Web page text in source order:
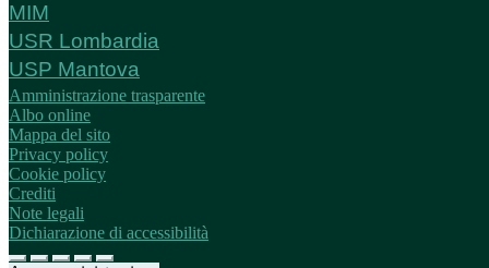
MIM
USR Lombardia
USP Mantova
Amministrazione trasparente
Albo online
Mappa del sito
Privacy policy
Cookie policy
Crediti
Note legali
Dichiarazione di accessibilità